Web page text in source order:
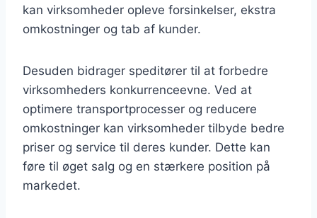
kan virksomheder opleve forsinkelser, ekstra
omkostninger og tab af kunder.
Desuden bidrager speditører til at forbedre
virksomheders konkurrenceevne. Ved at
optimere transportprocesser og reducere
omkostninger kan virksomheder tilbyde bedre
priser og service til deres kunder. Dette kan
føre til øget salg og en stærkere position på
markedet.